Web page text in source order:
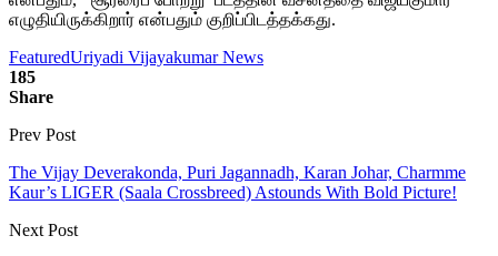
எழுதியிருக்கிறார் என்பதும் குறிப்பிடத்தக்கது.
FeaturedUriyadi Vijayakumar News
185
Share
Prev Post
The Vijay Deverakonda, Puri Jagannadh, Karan Johar, Charmme
Kaur’s LIGER (Saala Crossbreed) Astounds With Bold Picture!
Next Post